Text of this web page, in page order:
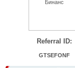
Referral ID:
GTSEFONF